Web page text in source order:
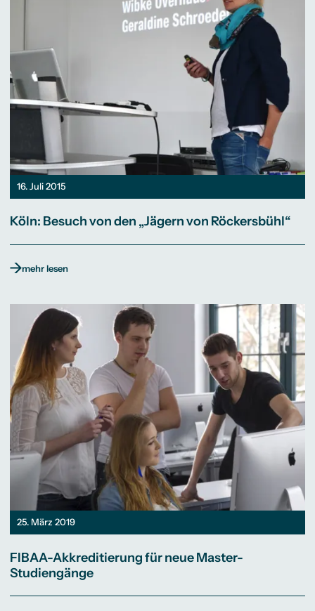
16. Juli 2015
Köln: Besuch von den „Jägern von Röckersbühl“
mehr lesen
25. März 2019
FIBAA-Akkreditierung für neue Master-
Studiengänge